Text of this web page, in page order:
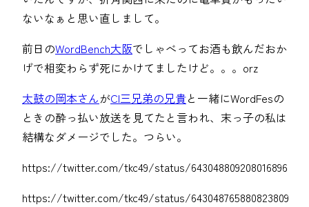
ないなぁと思い直しまして。
前日のWordBench大阪でしゃべってお酒も飲んだおか
げで相変わらず死にかけてましたけど。。。orz
太鼓の岡本さんがCI三兄弟の兄貴と一緒にWordFesの
ときの酔っ払い放送を見てたと言われ、末っ子の私は
結構なダメージでした。つらい。
https://twitter.com/tkc49/status/643048809208016896
https://twitter.com/tkc49/status/643048765880823809